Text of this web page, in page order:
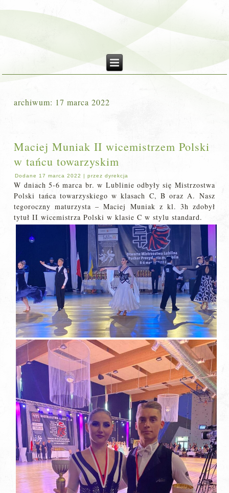
archiwum: 17 marca 2022
Maciej Muniak II wicemistrzem Polski
w tańcu towarzyskim
Dodane 17 marca 2022 |przez dyrekcja
W dniach 5-6 marca br. w Lublinie odbyły się Mistrzostwa
Polski tańca towarzyskiego w klasach C, B oraz A. Nasz
tegoroczny maturzysta – Maciej Muniak z kl. 3h zdobył
tytuł II wicemistrza Polski w klasie C w stylu standard.